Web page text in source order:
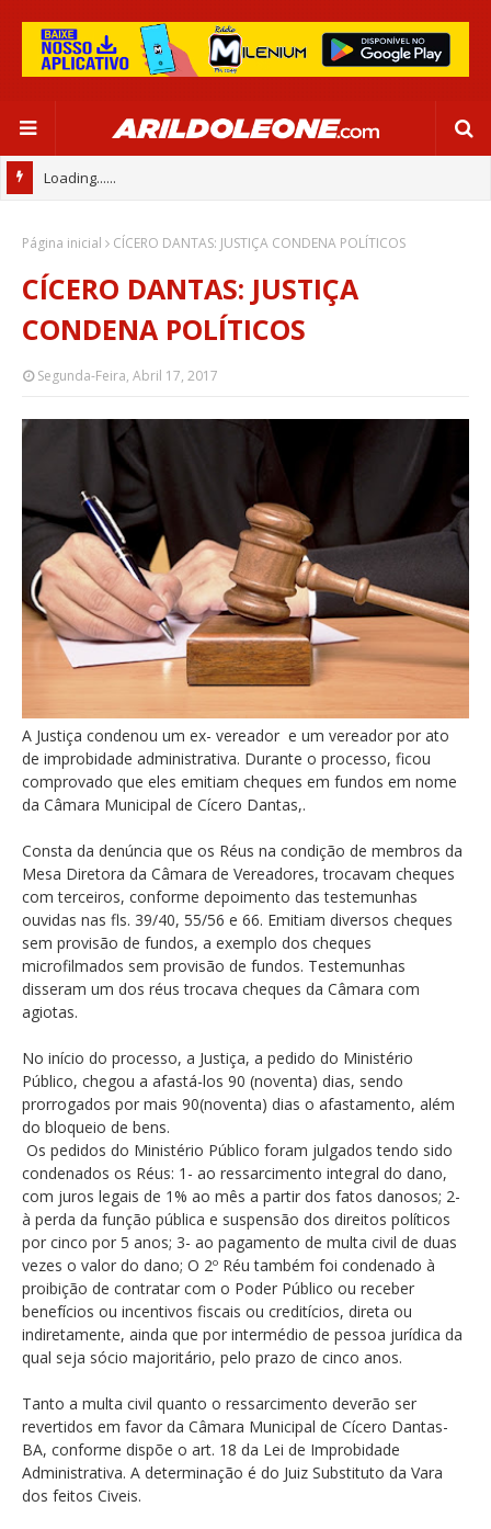
Loading......
Página inicial CÍCERO DANTAS: JUSTIÇA CONDENA POLÍTICOS
CÍCERO DANTAS: JUSTIÇA
CONDENA POLÍTICOS
Segunda-Feira, Abril 17, 2017
A Justiça condenou um ex- vereador e um vereador por ato
de improbidade administrativa. Durante o processo, ficou
comprovado que eles emitiam cheques em fundos em nome
da Câmara Municipal de Cícero Dantas,.
Consta da denúncia que os Réus na condição de membros da
Mesa Diretora da Câmara de Vereadores, trocavam cheques
com terceiros, conforme depoimento das testemunhas
ouvidas nas fls. 39/40, 55/56 e 66. Emitiam diversos cheques
sem provisão de fundos, a exemplo dos cheques
microfilmados sem provisão de fundos. Testemunhas
disseram um dos réus trocava cheques da Câmara com
agiotas.
No início do processo, a Justiça, a pedido do Ministério
Público, chegou a afastá-los 90 (noventa) dias, sendo
prorrogados por mais 90(noventa) dias o afastamento, além
do bloqueio de bens.
Os pedidos do Ministério Público foram julgados tendo sido
condenados os Réus: 1- ao ressarcimento integral do dano,
com juros legais de 1% ao mês a partir dos fatos danosos; 2-
à perda da função pública e suspensão dos direitos políticos
por cinco por 5 anos; 3- ao pagamento de multa civil de duas
vezes o valor do dano; O 2º Réu também foi condenado à
proibição de contratar com o Poder Público ou receber
benefícios ou incentivos fiscais ou creditícios, direta ou
indiretamente, ainda que por intermédio de pessoa jurídica da
qual seja sócio majoritário, pelo prazo de cinco anos.
Tanto a multa civil quanto o ressarcimento deverão ser
revertidos em favor da Câmara Municipal de Cícero Dantas-
BA, conforme dispõe o art. 18 da Lei de Improbidade
Administrativa. A determinação é do Juiz Substituto da Vara
dos feitos Civeis.